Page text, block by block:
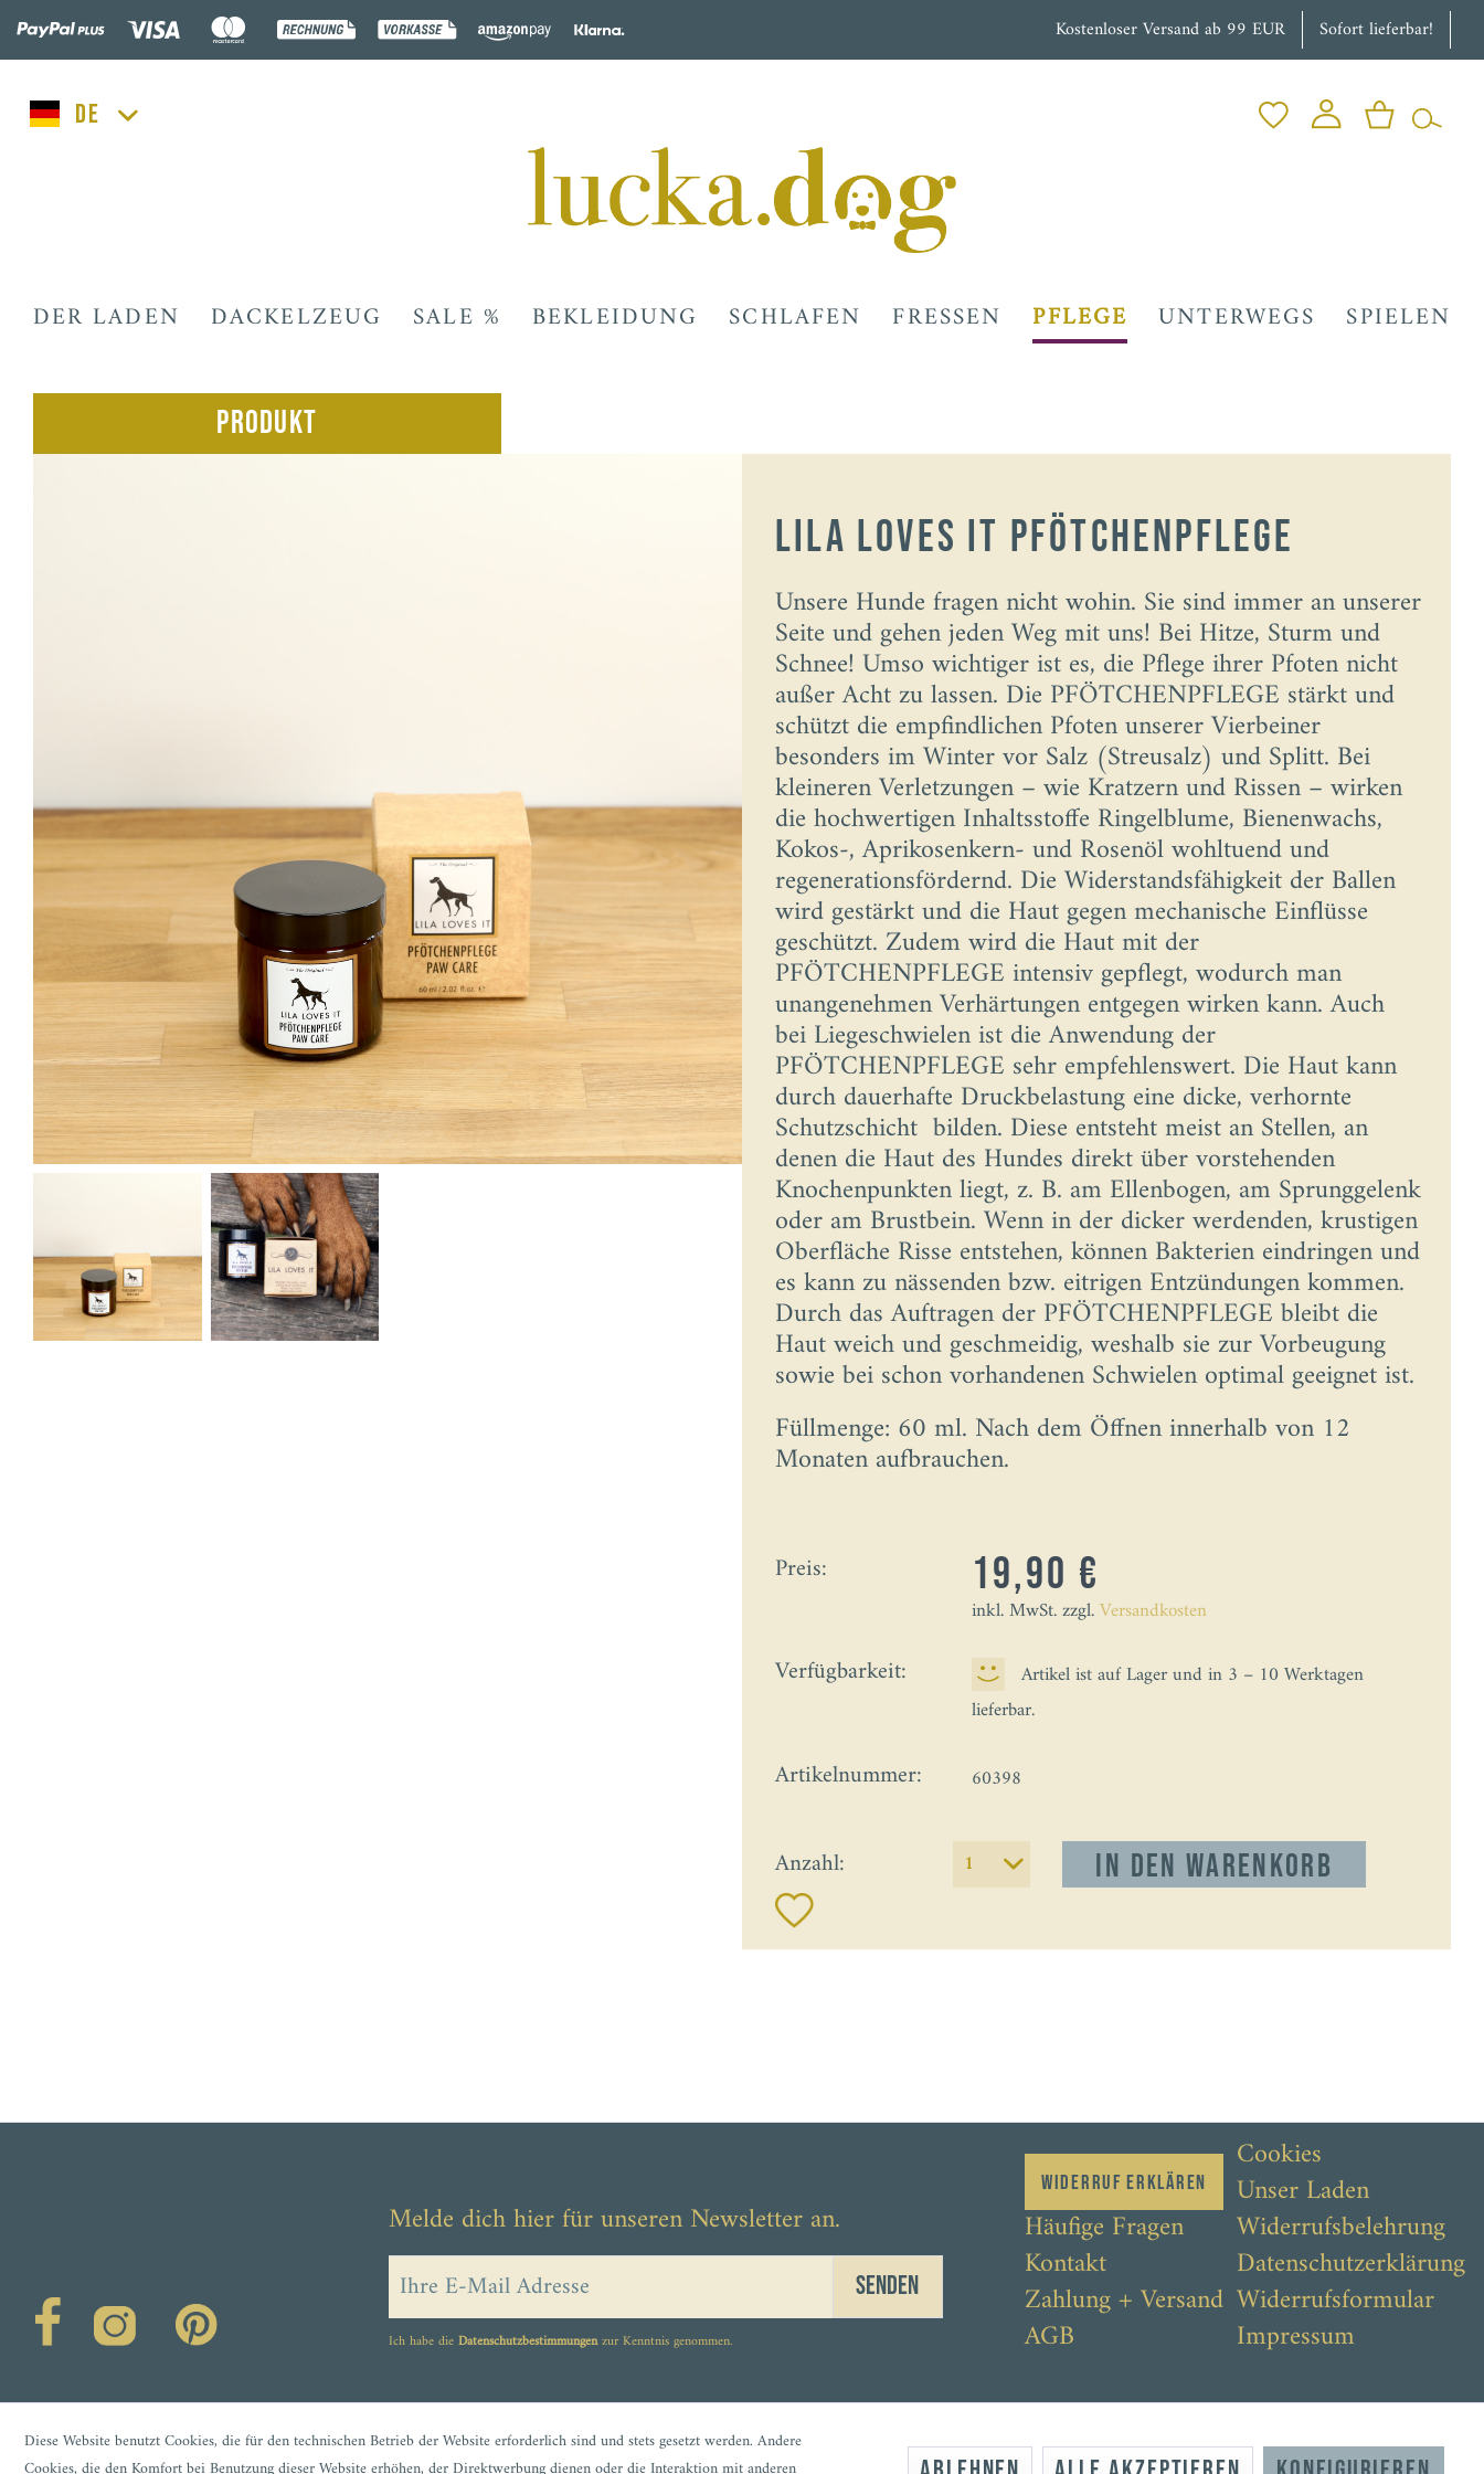
Kostenloser Versand ab 99 EUR Sofort lieferbar!
lucka.dog
DER LADEN DACKELZEUG SALE % BEKLEIDUNG SCHLAFEN FRESSEN PFLEGE UNTERWEGS SPIELEN
Produkt
Lila Loves It Pfötchenpflege
Unsere Hunde fragen nicht wohin. Sie sind immer an unserer
Seite und gehen jeden Weg mit uns! Bei Hitze, Sturm und
Schnee! Umso wichtiger ist es, die Pflege ihrer Pfoten nicht
außer Acht zu lassen. Die PFÖTCHENPFLEGE stärkt und
schützt die empfindlichen Pfoten unserer Vierbeiner
besonders im Winter vor Salz (Streusalz) und Splitt. Bei
kleineren Verletzungen – wie Kratzern und Rissen – wirken
die hochwertigen Inhaltsstoffe Ringelblume, Bienenwachs,
Kokos-, Aprikosenkern- und Rosenöl wohltuend und
regenerationsfördernd. Die Widerstandsfähigkeit der Ballen
wird gestärkt und die Haut gegen mechanische Einflüsse
geschützt. Zudem wird die Haut mit der
PFÖTCHENPFLEGE intensiv gepflegt, wodurch man
unangenehmen Verhärtungen entgegen wirken kann. Auch
bei Liegeschwielen ist die Anwendung der
PFÖTCHENPFLEGE sehr empfehlenswert. Die Haut kann
durch dauerhafte Druckbelastung eine dicke, verhornte
Schutzschicht bilden. Diese entsteht meist an Stellen, an
denen die Haut des Hundes direkt über vorstehenden
Knochenpunkten liegt, z. B. am Ellenbogen, am Sprunggelenk
oder am Brustbein. Wenn in der dicker werdenden, krustigen
Oberfläche Risse entstehen, können Bakterien eindringen und
es kann zu nässenden bzw. eitrigen Entzündungen kommen.
Durch das Auftragen der PFÖTCHENPFLEGE bleibt die
Haut weich und geschmeidig, weshalb sie zur Vorbeugung
sowie bei schon vorhandenen Schwielen optimal geeignet ist.
Füllmenge: 60 ml. Nach dem Öffnen innerhalb von 12
Monaten aufbrauchen.
Preis: 19,90 €
inkl. MwSt. zzgl.Versandkosten
Verfügbarkeit:
Artikel ist auf Lager und in 3 – 10 Werktagen
lieferbar.
Artikelnummer: 60398
Anzahl: In den Warenkorb
Melde dich hier für unseren Newsletter an.
Senden
Ich habe dieDatenschutzbestimmungenzur Kenntnis genommen.
Widerruf erklären
Häufige Fragen
Kontakt
Zahlung + Versand
AGB
Cookies
Unser Laden
Widerrufsbelehrung
Datenschutzerklärung
Widerrufsformular
Impressum
Diese Website benutzt Cookies, die für den technischen Betrieb der Website erforderlich sind und stets gesetzt werden. Andere